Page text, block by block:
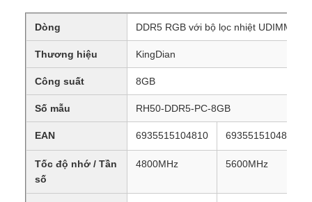
Dòng DDR5 RGB với bộ lọc nhiệt UDIMM
Thương hiệu KingDian
Công suất 8GB
Số mẫu RH50-DDR5-PC-8GB
EAN 6935515104810 6935515104803
Tốc độ nhớ / Tần
số
4800MHz 5600MHz